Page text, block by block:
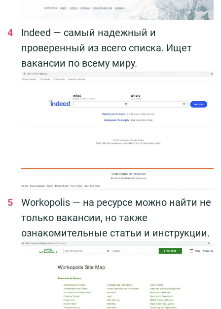
Indeed — самый надежный и
проверенный из всего списка. Ищет
вакансии по всему миру.
Workopolis — на ресурсе можно найти не
только вакансии, но также
ознакомительные статьи и инструкции.